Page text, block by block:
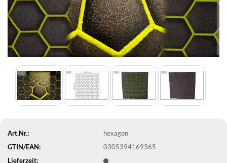
Art.Nr.:
hexagon
GTIN/EAN:
0305394169365
Lieferzeit: